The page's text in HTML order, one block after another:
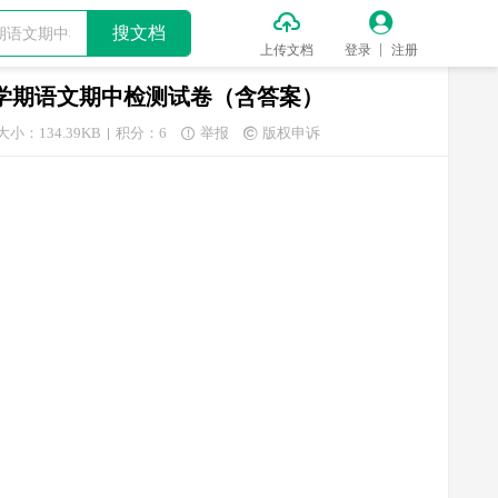
搜文档 
上传文档

登录 注册
语文期中检测试卷（含答案）
小：134.39KB 积分：6  举报  版权申诉